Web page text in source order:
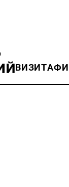
ВИЗИТ